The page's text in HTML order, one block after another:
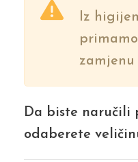
Iz
Da biste naručili
odaberete